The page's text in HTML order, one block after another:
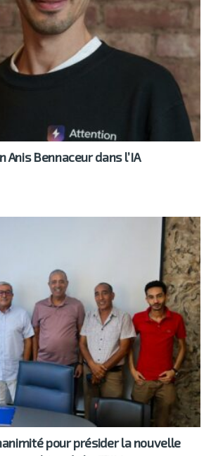
Anis Bennaceur dans l’IA
pour présider la nouvelle